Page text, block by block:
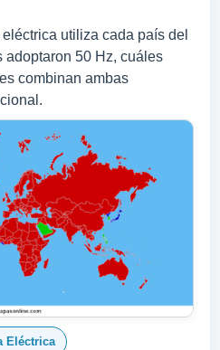
utiliza cada país del
adoptaron 50 Hz, cuáles
combinan ambas
Eléctrica